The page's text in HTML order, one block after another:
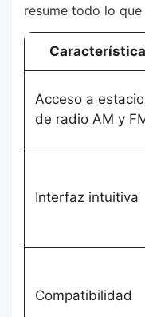
resume todo lo
Acceso a
de radio AM y
Interfaz intuitiva
Compatibilidad